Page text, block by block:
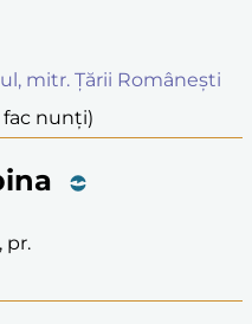
mitr. Țării Românești
fac nunți)
pr.